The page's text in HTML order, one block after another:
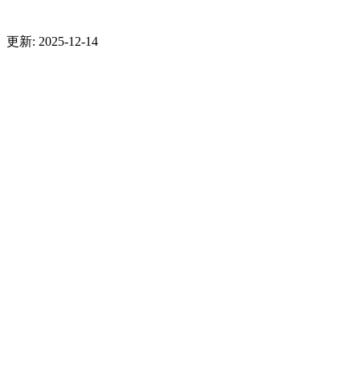
更新: 2025-12-14